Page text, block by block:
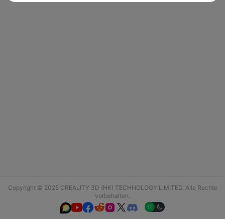
Copyright © 2025 CREALITY 3D (HK) TECHNOLOGY LIMITED. Alle Rechte
vorbehalten.
  